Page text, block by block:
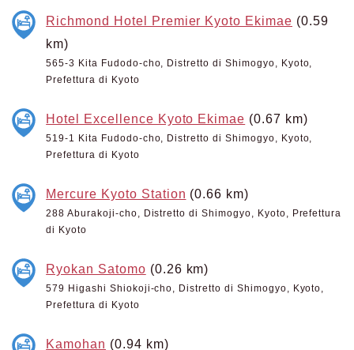
Richmond Hotel Premier Kyoto Ekimae (0.59
km)
565-3 Kita Fudodo-cho, Distretto di Shimogyo, Kyoto,
Prefettura di Kyoto
Hotel Excellence Kyoto Ekimae (0.67 km)
519-1 Kita Fudodo-cho, Distretto di Shimogyo, Kyoto,
Prefettura di Kyoto
Mercure Kyoto Station (0.66 km)
288 Aburakoji-cho, Distretto di Shimogyo, Kyoto, Prefettura
di Kyoto
Ryokan Satomo (0.26 km)
579 Higashi Shiokoji-cho, Distretto di Shimogyo, Kyoto,
Prefettura di Kyoto
Kamohan (0.94 km)